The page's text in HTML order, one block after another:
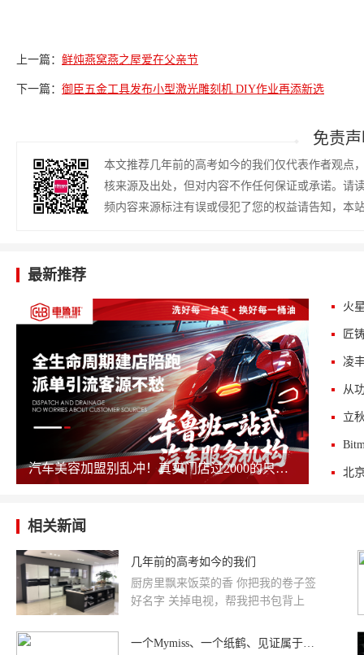
上一篇： 鲜炖燕窝燕之屋爱在父亲节
下一篇： 御臣五金工具发布小型激光雕刻机 DIY作业再添新选
免责
本文推荐几年前的高考如今的我们仅代表作者观点
核来源及出处，但对内容不作任何保证或承诺。请
频内容来源标注有误或侵犯了您的权益请告知，本
最新推荐
汽车美容加盟别乱冲！真实门店过2000的只剩这几家，其余慎碰！
火
匠
相关新闻
几年前的高考如今的我们
厨房里飘来饭菜的香 你把我的卷子签
好名字 关掉电视，帮我把书包背上